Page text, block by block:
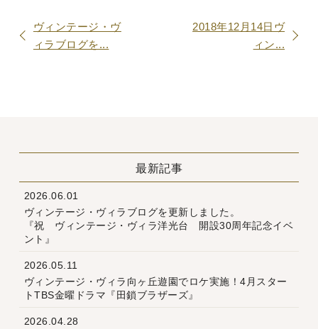
ヴィンテージ・ヴ
ィラブログを...
2018年12月14日ヴ
ィン...
最新記事
2026.06.01
ヴィンテージ・ヴィラブログを更新しました。
『祝 ヴィンテージ・ヴィラ洋光台 開設30周年記念イベ
ント』
2026.05.11
ヴィンテージ・ヴィラ向ヶ丘遊園でロケ実施！4月スター
トTBS金曜ドラマ『田鎖ブラザーズ』
2026.04.28